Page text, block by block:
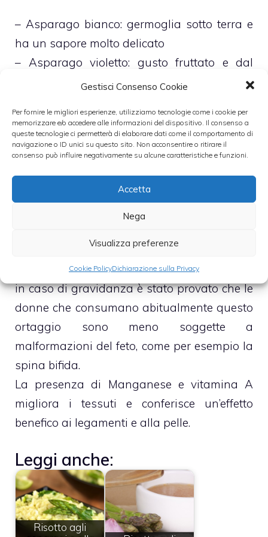
Gestisci Consenso Cookie
Per fornire le migliori esperienze, utilizziamo tecnologie come i cookie per
memorizzare e/o accedere alle informazioni del dispositivo. Il consenso a
queste tecnologie ci permetterà di elaborare dati come il comportamento di
navigazione o ID unici su questo sito. Non acconsentire o ritirare il
consenso può influire negativamente su alcune caratteristiche e funzioni.
Accetta
Nega
Visualizza preferenze
Cookie PolicyDichiarazione sulla Privacy
– Asparago bianco: germoglia sotto terra e
ha un sapore molto delicato
– Asparago violetto: gusto fruttato e dal
gusto un po’ amarognolo
è più deciso ma tende al dolciastro.
Proprietà Asparagi:
Gli asparagi, come dicevamo nella pare
introduttiva, hanno molte proprietà
l’effetto diuretico serve per prevenire gotta,
calcoli renali, reumatismi e idropisia.
in caso di gravidanza è stato provato che le
donne che consumano abitualmente questo
ortaggio sono meno soggette a
malformazioni del feto, come per esempio la
spina bifida.
La presenza di Manganese e vitamina A
migliora i tessuti e conferisce un’effetto
benefico ai legamenti e alla pelle.
Leggi anche:
Risotto agli